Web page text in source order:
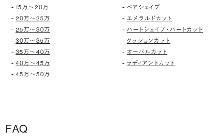
- 15万〜20万
- 20万〜25万
- 25万〜30万
- 30万〜35万
- 35万〜40万
- 40万〜45万
- 45万〜50万
- ペアシェイプ
- エメラルドカット
- ハートシェイプ・ハートカット
- クッションカット
- オーバルカット
- ラディアントカット
FAQ